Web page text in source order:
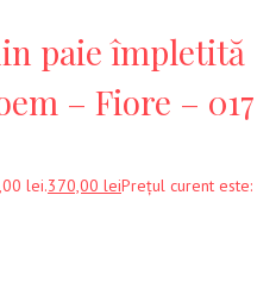
paie împletită
– Fiore – 017
lei.370,00 leiPrețul curent este: